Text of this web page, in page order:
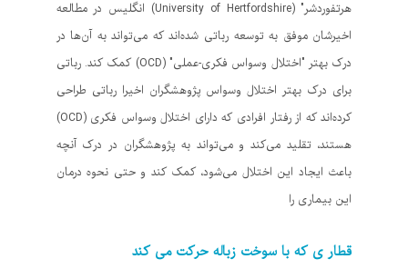
هرتفوردشر" (University of Hertfordshire) انگلیس در مطالعه
اخیرشان موفق به توسعه رباتی شده‌اند که می‌تواند به آن‌ها در
درک بهتر "اختلال وسواس فکری-عملی" (OCD) کمک کند. رباتی
برای درک بهتر اختلال وسواس پژوهشگران اخیرا رباتی طراحی
کرده‌اند که از رفتار افرادی که دارای اختلال وسواس فکری (OCD)
هستند، تقلید می‌کند و می‌تواند به پژوهشگران در درک آنچه
باعث ایجاد این اختلال می‌شود، کمک کند و حتی نحوه درمان
این بیماری را
قطار ی که با سوخت زباله حرکت می کند